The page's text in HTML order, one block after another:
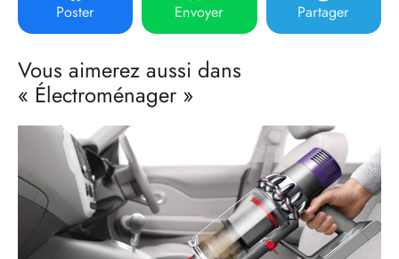
Poster Envoyer Partager
Vous aimerez aussi dans
« Électroménager »